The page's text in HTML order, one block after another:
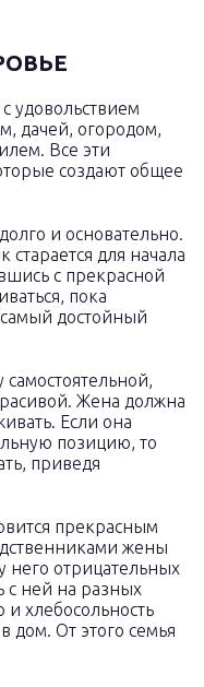
удовольствием
дачей, огородом,
Все эти
создают общее
и основательно.
старается для начала
с прекрасной
пока
достойный
Жена должна
Если она
позицию, то
приведя
прекрасным
жены
отрицательных
с ней на разных
и хлебосольность
дом. От этого семья